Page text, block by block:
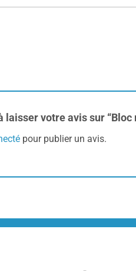
laisser votre avis sur “Bloc
pour publier un avis.